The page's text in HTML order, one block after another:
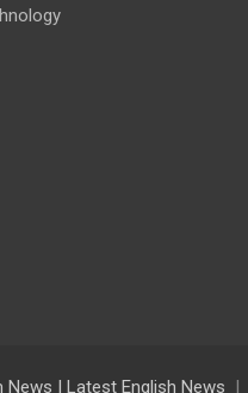
News | Latest English News